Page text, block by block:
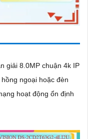
giải 8.0MP chuận 4k IP
ngoại hoặc đèn
hoạt động ổn định